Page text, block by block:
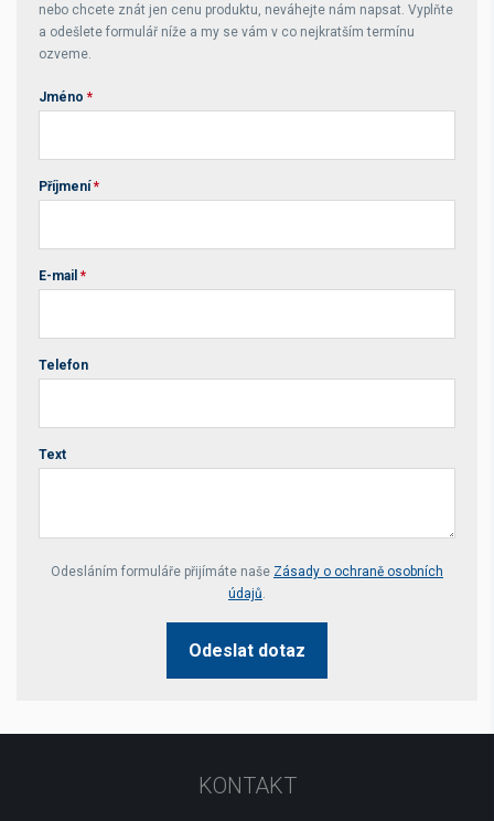
nebo chcete znát jen cenu produktu, neváhejte nám napsat. Vyplňte
a odešlete formulář níže a my se vám v co nejkratším termínu
ozveme.
Jméno *
Příjmení *
E-mail *
Telefon
Text
Your website *
Odesláním formuláře přijímáte naše Zásady o ochraně osobních
údajů.
Odeslat dotaz
KONTAKT